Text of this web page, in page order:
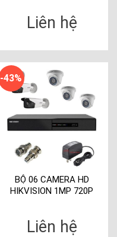
Liên hệ
-43%
BỘ 06 CAMERA HD
HIKVISION 1MP 720P
Liên hệ